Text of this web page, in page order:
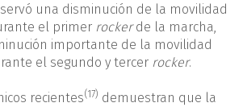
una disminución de la movilidad
el primer rockerde la marcha,
importante de la movilidad
el segundo y tercer rocker.
recientes(17) demuestran que la